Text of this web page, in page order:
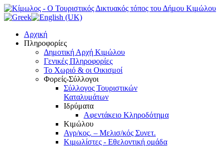
Αρχική
Πληροφορίες
Δημοτική Αρχή Κιμώλου
Γενικές Πληροφορίες
Το Xωριό & οι Οικισμοί
Φορείς-Σύλλογοι
Σύλλογος Τουριστικών
Καταλυμάτων
Ιδρύματα
Αφεντάκειο Κληροδότημα
Κιμώλου
Αγρ/κος. – Μελισ/κός Συνετ.
Κιμωλίστες - Εθελοντική ομάδα